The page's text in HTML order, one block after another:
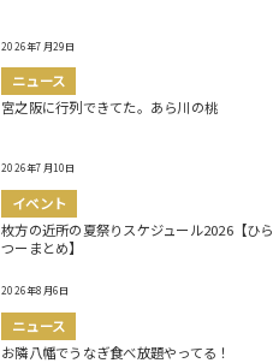
2026年7月29日
ニュース
宮之阪に行列できてた。あら川の桃
2026年7月10日
イベント
枚方の近所の夏祭りスケジュール2026【ひら
つーまとめ】
2026年8月6日
ニュース
お隣八幡でうなぎ食べ放題やってる！